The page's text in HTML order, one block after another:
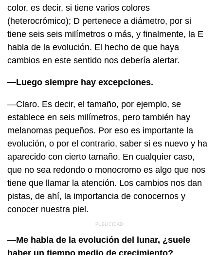
color, es decir, si tiene varios colores
(heterocrómico); D pertenece a diámetro, por si
tiene seis seis milímetros o más, y finalmente, la E
habla de la evolución. El hecho de que haya
cambios en este sentido nos debería alertar.
—Luego siempre hay excepciones.
—Claro. Es decir, el tamaño, por ejemplo, se
establece en seis milímetros, pero también hay
melanomas pequeños. Por eso es importante la
evolución, o por el contrario, saber si es nuevo y ha
aparecido con cierto tamaño. En cualquier caso,
que no sea redondo o monocromo es algo que nos
tiene que llamar la atención. Los cambios nos dan
pistas, de ahí, la importancia de conocernos y
conocer nuestra piel.
—Me habla de la evolución del lunar, ¿suele
haber un tiempo medio de crecimiento?